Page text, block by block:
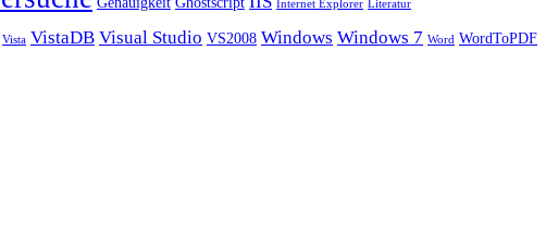
Internet Explorer Literatur
Vista VistaDB Visual Studio VS2008 Windows Windows 7 Word WordToPDF